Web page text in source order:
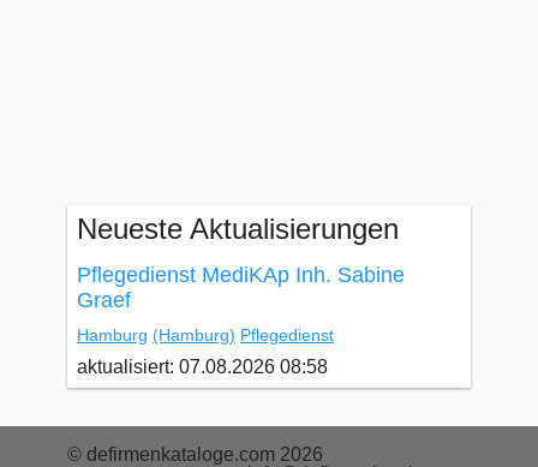
Neueste Aktualisierungen
Pflegedienst MediKAp Inh. Sabine
Graef
Hamburg (Hamburg) Pflegedienst
aktualisiert: 07.08.2026 08:58
© defirmenkataloge.com 2026